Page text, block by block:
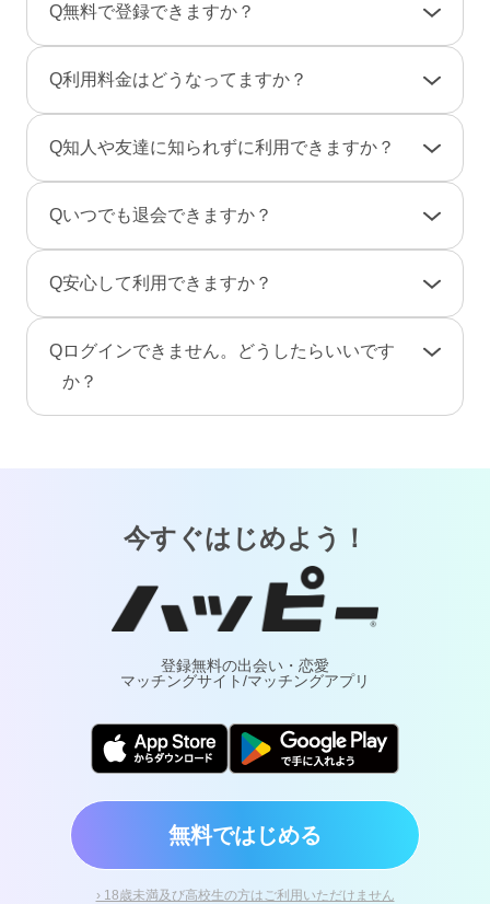
Q無料で登録できますか？
さい。
です。そのため、弊社からお客様へ料金の請求
や督促のご連絡が届くことはありません。
Q利用料金はどうなってますか？
一部のコンテンツの利用はコイン（有料）が必
男性は、事前にポイントをご購入のうえご利用
となります。（1P＝約10円、消費ポイントはサ
ービスによって異なります）
Q知人や友達に知られずに利用できますか？
のニックネームで、プロフ画像を登録しない状
また、検索結果にあなたのプロフィールが表示
されないように設定することもできます。
Qいつでも退会できますか？
手続き」から行えます。
画・メッセージ・ポイント（コイン）などのア
カウント情報はすべて削除されます。復旧や返
金はできませんのでご注意ください。
Q安心して利用できますか？
ービスでは24時間365日体制で有人による監視・
通報対応・年齢確認を行っております。
Qログインできません。どうしたらいいです
か？
今すぐはじめよう！
登録無料の出会い・恋愛
マッチングサイト/マッチングアプリ
無料ではじめる
› 18歳未満及び高校生の方はご利用いただけません